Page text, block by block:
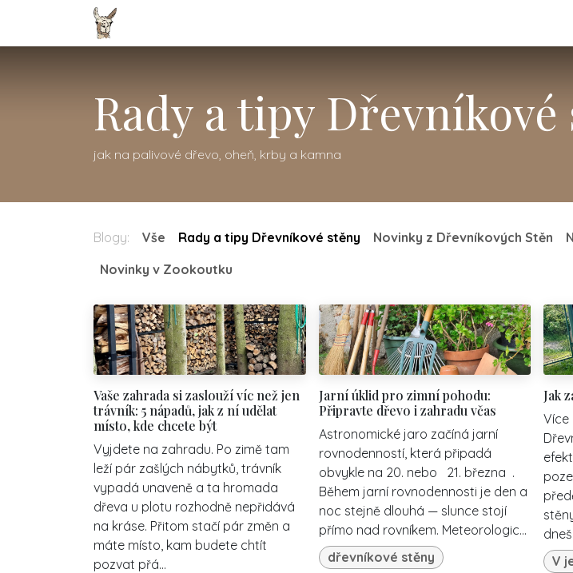
Rady a tipy Dřevníkové
jak na palivové dřevo, oheň, krby a kamna
Blogy: Vše Rady a tipy Dřevníkové stěny Novinky z Dřevníkových Stěn
Novinky v Zookoutku
Vaše zahrada si zaslouží víc než jen
trávník: 5 nápadů, jak z ní udělat
místo, kde chcete být
Vyjdete na zahradu. Po zimě tam
leží pár zašlých nábytků, trávník
vypadá unaveně a ta hromada
dřeva u plotu rozhodně nepřidává
na kráse. Přitom stačí pár změn a
máte místo, kam budete chtít
pozvat přá...
Jarní úklid pro zimní pohodu:
Připravte dřevo i zahradu včas
Astronomické jaro začíná jarní
rovnodenností, která připadá
obvykle na 20. nebo 21. března .
Během jarní rovnodennosti je den a
noc stejně dlouhá — slunce stojí
přímo nad rovníkem. Meteorologic...
dřevníkové stěny
Jak
Více
V